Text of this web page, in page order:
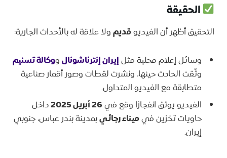
الحقيقة
التحقيق أظهر أن الفيديوقديمولا علاقة له بالأحداث الجارية:
وسائل إعلام محلية مثلإيران إنترناشونالووكالة تسنيم
وثّقت الحادث حينها، ونشرت لقطات وصور أقمار صناعية
متطابقة مع الفيديو المتداول.
الفيديو يوثق انفجارًا وقع في26 أبريل 2025
داخل
حاويات تخزين فيميناء رجائيبمدينة بندر عباس، جنوبي
إيران.